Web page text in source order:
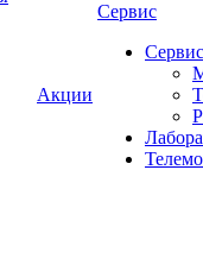
Акции
Сервис